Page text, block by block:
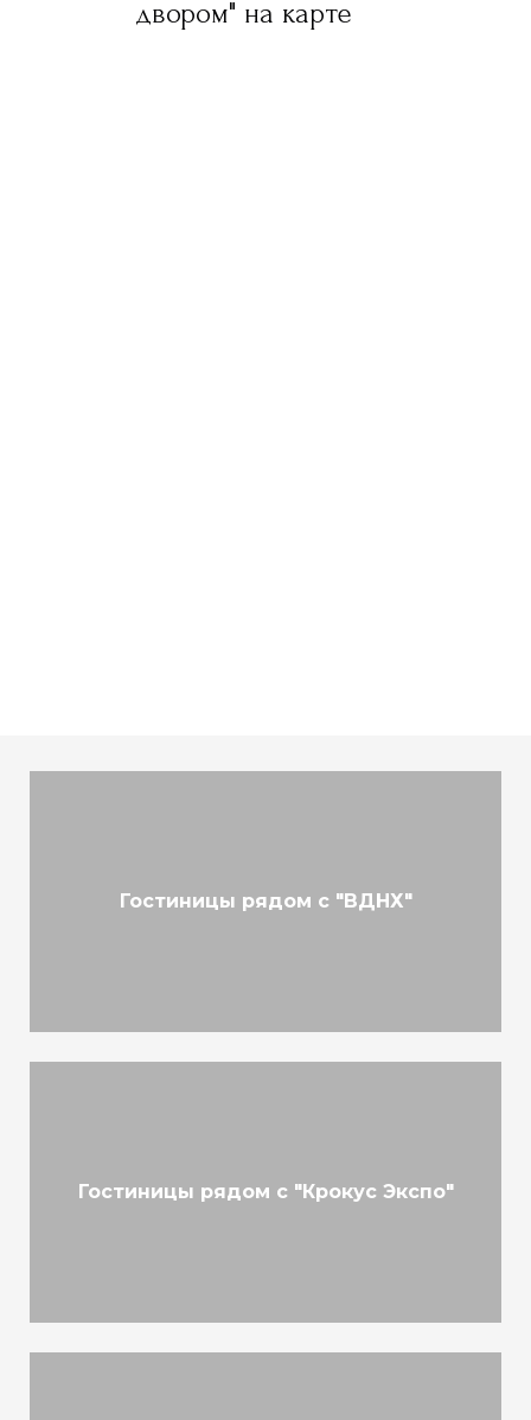
двором" на карте
Гостиницы рядом с "ВДНХ"
Гостиницы рядом с "Крокус Экспо"